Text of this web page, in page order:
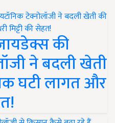
की
ने बदली खेती
घटी लागत और